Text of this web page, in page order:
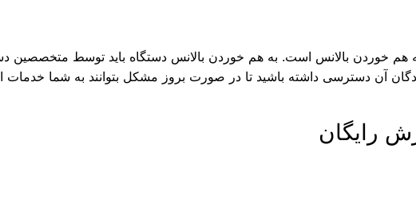
خوردن بالانس است. به هم خوردن بالانس دستگاه باید توسط متخصصین
آن دسترسی داشته باشید تا در صورت بروز مشکل بتوانند به شما خدمات
رایگان